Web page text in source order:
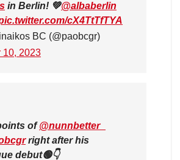
in Berlin! 💚@albaberlin
cX4TtTfTYA
BC (@paobcgr)
10, 2023
of@nunnbetter_
right after his
debut🟢👇